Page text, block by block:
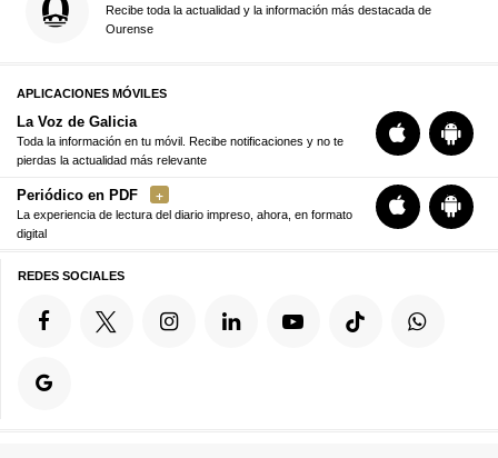
Recibe toda la actualidad y la información más destacada de
Ourense
APLICACIONES MÓVILES
La Voz de Galicia
Toda la información en tu móvil. Recibe notificaciones y no te
pierdas la actualidad más relevante
Periódico en PDF
La experiencia de lectura del diario impreso, ahora, en formato
digital
REDES SOCIALES